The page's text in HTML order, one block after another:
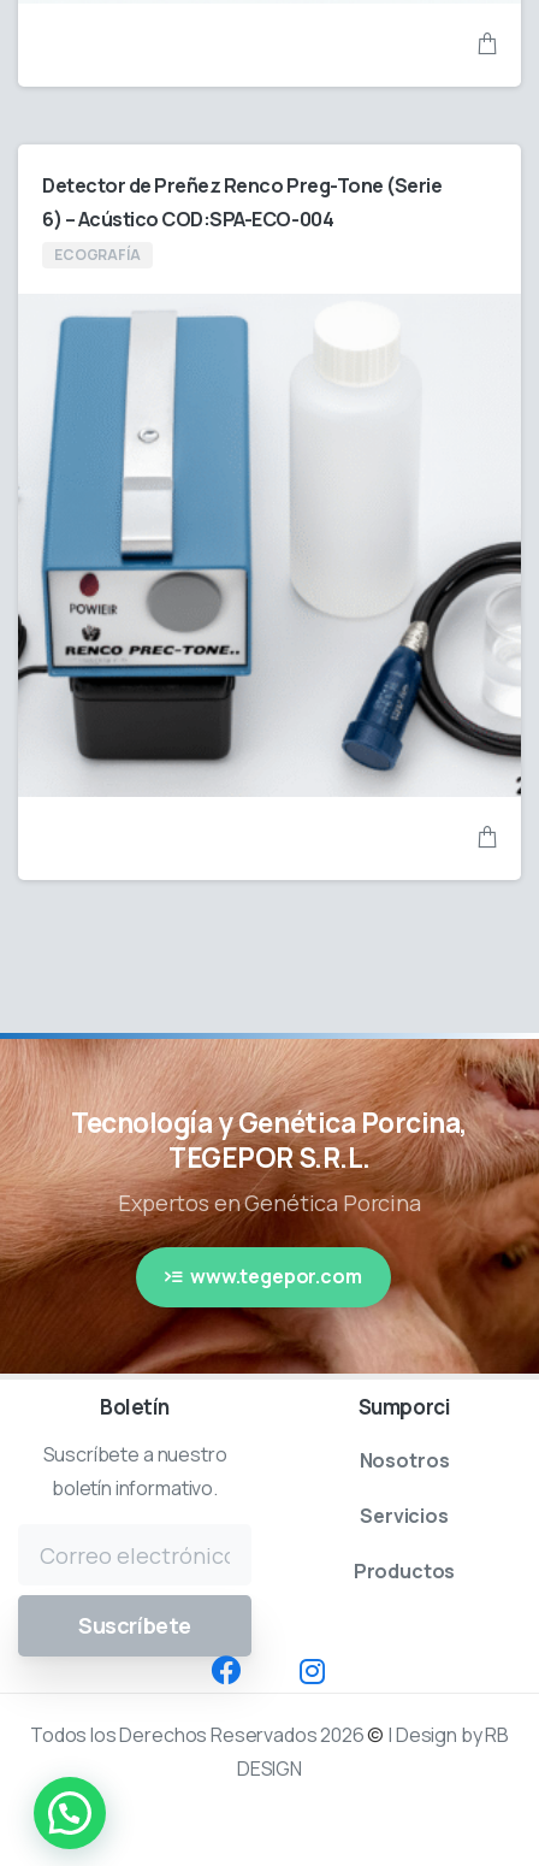
Detector de Preñez Renco Preg-Tone (Serie
6) – Acústico COD:SPA-ECO-004
ECOGRAFÍA
Tecnología y Genética Porcina,
TEGEPOR S.R.L.
Expertos en Genética Porcina
www.tegepor.com
Boletín
Suscríbete a nuestro
boletín informativo.
Sumporci
Nosotros
Servicios
Productos
Todos los Derechos Reservados 2026© | Design by RB
DESIGN